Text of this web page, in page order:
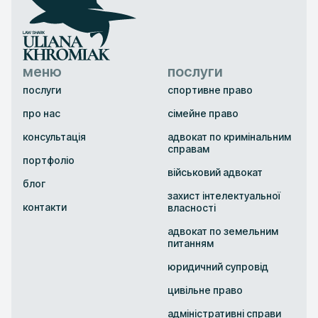
меню
послуги
про нас
консультація
портфоліо
блог
контакти
послуги
спортивне право
сімейне право
адвокат по кримінальним
справам
військовий адвокат
захист інтелектуальної
власності
адвокат по земельним
питанням
юридичний супровід
цивільне право
адміністративні справи